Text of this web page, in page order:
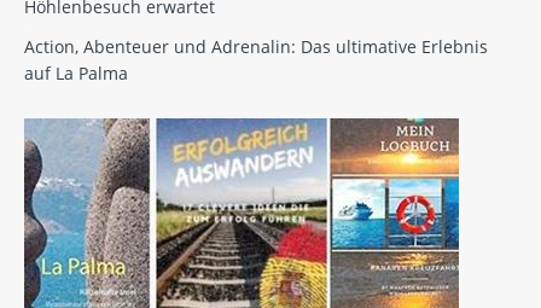
Höhlenbesuch erwartet
Action, Abenteuer und Adrenalin: Das ultimative Erlebnis
auf La Palma